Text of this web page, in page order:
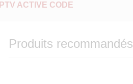
IPTV ACTIVE CODE
Produits recommandés